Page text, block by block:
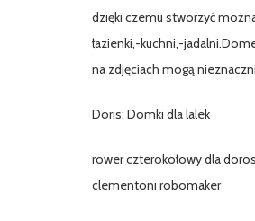
dzięki czemu stworzyć
łazienki,-kuchni,-
na zdjęciach mogą
Doris: Domki dla lalek
rower czterokołowy dla
clementoni robomaker